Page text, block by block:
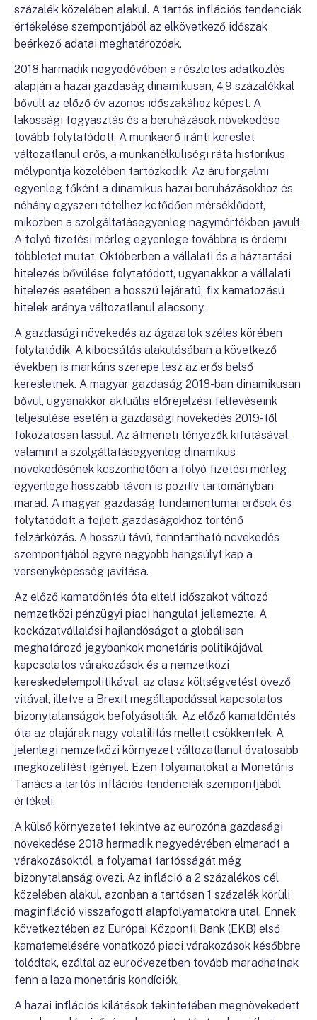
százalék közelében alakul. A tartós inflációs tendenciák
értékelése szempontjából az elkövetkező időszak
beérkező adatai meghatározóak.
2018 harmadik negyedévében a részletes adatközlés
alapján a hazai gazdaság dinamikusan, 4,9 százalékkal
bővült az előző év azonos időszakához képest. A
lakossági fogyasztás és a beruházások növekedése
tovább folytatódott. A munkaerő iránti kereslet
változatlanul erős, a munkanélküliségi ráta historikus
mélypontja közelében tartózkodik. Az áruforgalmi
egyenleg főként a dinamikus hazai beruházásokhoz és
néhány egyszeri tételhez kötődően mérséklődött,
miközben a szolgáltatásegyenleg nagymértékben javult.
A folyó fizetési mérleg egyenlege továbbra is érdemi
többletet mutat. Októberben a vállalati és a háztartási
hitelezés bővülése folytatódott, ugyanakkor a vállalati
hitelezés esetében a hosszú lejáratú, fix kamatozású
hitelek aránya változatlanul alacsony.
A gazdasági növekedés az ágazatok széles körében
folytatódik. A kibocsátás alakulásában a következő
években is markáns szerepe lesz az erős belső
keresletnek. A magyar gazdaság 2018-ban dinamikusan
bővül, ugyanakkor aktuális előrejelzési feltevéseink
teljesülése esetén a gazdasági növekedés 2019-től
fokozatosan lassul. Az átmeneti tényezők kifutásával,
valamint a szolgáltatásegyenleg dinamikus
növekedésének köszönhetően a folyó fizetési mérleg
egyenlege hosszabb távon is pozitív tartományban
marad. A magyar gazdaság fundamentumai erősek és
folytatódott a fejlett gazdaságokhoz történő
felzárkózás. A hosszú távú, fenntartható növekedés
szempontjából egyre nagyobb hangsúlyt kap a
versenyképesség javítása.
Az előző kamatdöntés óta eltelt időszakot változó
nemzetközi pénzügyi piaci hangulat jellemezte. A
kockázatvállalási hajlandóságot a globálisan
meghatározó jegybankok monetáris politikájával
kapcsolatos várakozások és a nemzetközi
kereskedelempolitikával, az olasz költségvetést övező
vitával, illetve a Brexit megállapodással kapcsolatos
bizonytalanságok befolyásolták. Az előző kamatdöntés
óta az olajárak nagy volatilitás mellett csökkentek. A
jelenlegi nemzetközi környezet változatlanul óvatosabb
megközelítést igényel. Ezen folyamatokat a Monetáris
Tanács a tartós inflációs tendenciák szempontjából
értékeli.
A külső környezetet tekintve az eurozóna gazdasági
növekedése 2018 harmadik negyedévében elmaradt a
várakozásoktól, a folyamat tartósságát még
bizonytalanság övezi. Az infláció a 2 százalékos cél
közelében alakul, azonban a tartósan 1 százalék körüli
maginfláció visszafogott alapfolyamatokra utal. Ennek
következtében az Európai Központi Bank (EKB) első
kamatemelésére vonatkozó piaci várakozások későbbre
tolódtak, ezáltal az euroövezetben tovább maradhatnak
fenn a laza monetáris kondíciók.
A hazai inflációs kilátások tekintetében megnövekedett